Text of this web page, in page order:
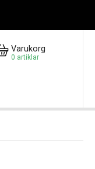
Varukorg
0 artiklar